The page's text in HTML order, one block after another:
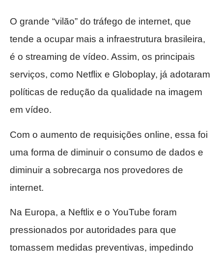
O grande “vilão” do tráfego de internet, que
tende a ocupar mais a infraestrutura brasileira,
é o streaming de vídeo. Assim, os principais
serviços, como Netflix e Globoplay, já adotaram
políticas de redução da qualidade na imagem
em vídeo.
Com o aumento de requisições online, essa foi
uma forma de diminuir o consumo de dados e
diminuir a sobrecarga nos provedores de
internet.
Na Europa, a Neftlix e o YouTube foram
pressionados por autoridades para que
tomassem medidas preventivas, impedindo